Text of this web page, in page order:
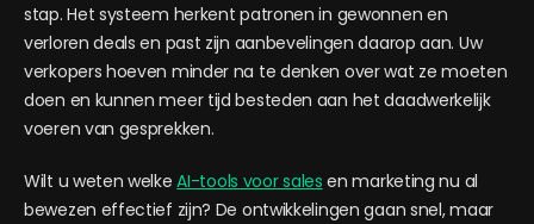
stap. Het systeem herkent patronen in gewonnen en
verloren deals en past zijn aanbevelingen daarop aan. Uw
verkopers hoeven minder na te denken over wat ze moeten
doen en kunnen meer tijd besteden aan het daadwerkelijk
voeren van gesprekken.
Wilt u weten welkeAI-tools voor sales en marketing nu al
bewezen effectief zijn? De ontwikkelingen gaan snel, maar